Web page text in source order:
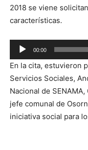
2018 se viene
características.
Reproductor
de
audio
00:00
En la cita, estuvieron
Servicios Sociales,
Nacional de
jefe comunal de
iniciativa social para